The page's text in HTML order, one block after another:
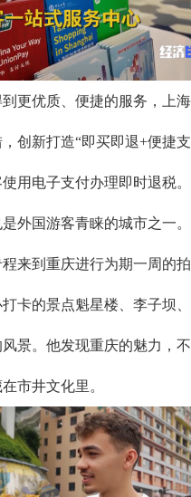
更优质、便捷的服务，上
创新打造“即买即退+便捷支
用电子支付办理即时退税。
外国游客青睐的城市之一
来到重庆进行为期一周的
卡的景点魁星楼、李子坝、
景。他发现重庆的魅力，
市井文化里。